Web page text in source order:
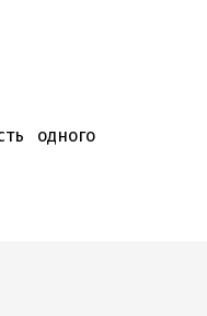
одного